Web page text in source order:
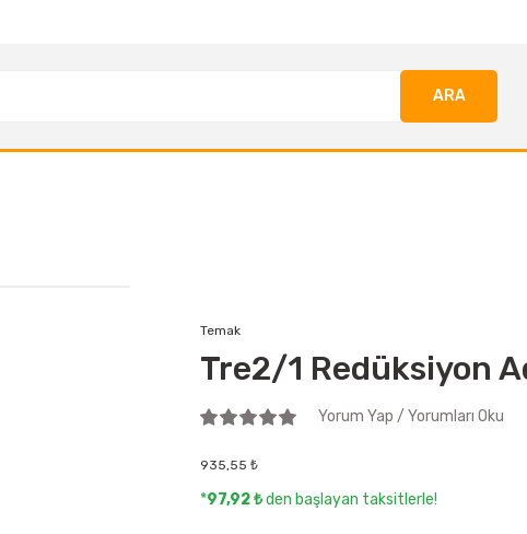
ARA
Temak
Tre2/1 Redüksiyon
Yorum Yap / Yorumları Oku
935,55 ₺
*97,92 ₺den başlayan taksitlerle!